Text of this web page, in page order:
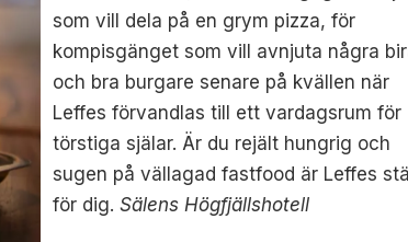
som vill dela på en grym pizza, för
kompisgänget som vill avnjuta några
och bra burgare senare på kvällen när
Leffes förvandlas till ett vardagsrum för
törstiga själar. Är du rejält hungrig och
sugen på vällagad fastfood är Leffes
för dig.Sälens Högfjällshotell